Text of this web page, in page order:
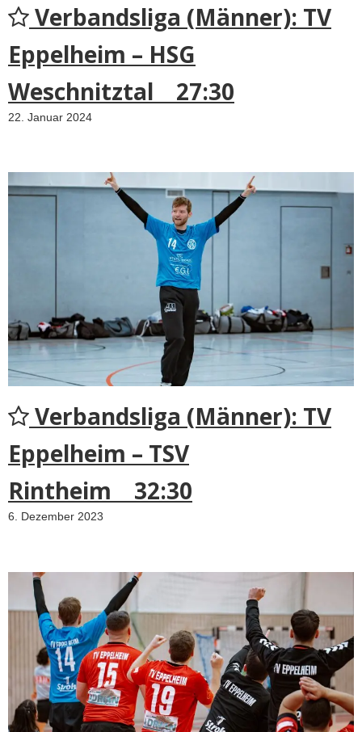
Verbandsliga (Männer): TV
Eppelheim – HSG
Weschnitztal 27:30
22. Januar 2024
Verbandsliga (Männer): TV
Eppelheim – TSV
Rintheim 32:30
6. Dezember 2023